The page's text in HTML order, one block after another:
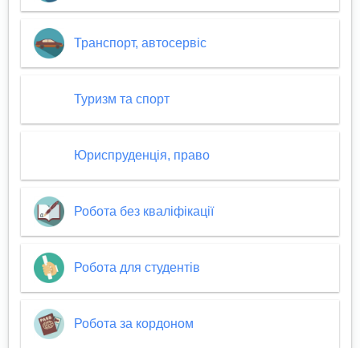
Транспорт, автосервіс
Туризм та спорт
Юриспруденція, право
Робота без кваліфікації
Робота для студентів
Робота за кордоном